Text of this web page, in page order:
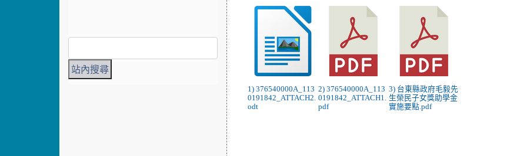
1) 376540000A_113
0191842_ATTACH2.
odt
2) 376540000A_113
0191842_ATTACH1.
pdf
3) 台東縣政府毛毅先
生榮民子女獎助學金
實施要點.pdf